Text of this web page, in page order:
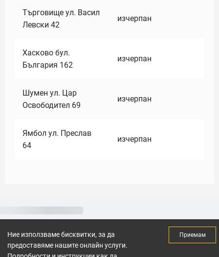
Търговище ул. Васил
Левски 42
изчерпан
Хасково бул.
България 162
изчерпан
Шумен ул. Цар
Освободител 69
изчерпан
Ямбол ул. Преслав
64
изчерпан
Ние използваме бисквитки, за да
предоставяме нашите онлайн услуги.
Приемам